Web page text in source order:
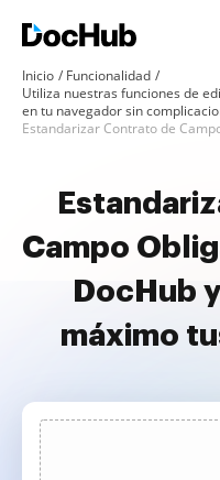
Inicio
Funcionalidad
Utiliza nuestras funciones de
en tu navegador sin
Estandarizar Contrato de
Campo
DocHub
máximo